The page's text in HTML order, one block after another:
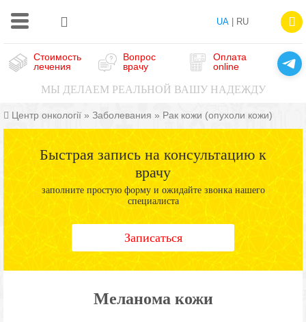
UA| RU
Стоимость
лечения
Вопрос
врачу
Оплата
online
МЫ ДЕЛАЕМ РЕАЛЬНОЙ ВАШУ НАДЕЖДУ
Центр онкології » Заболевания » Рак кожи (опухоли кожи)
Быстрая запись на консультацию к
врачу
заполните простую форму и ожидайте звонка нашего
специалиста
Записаться
Меланома кожи